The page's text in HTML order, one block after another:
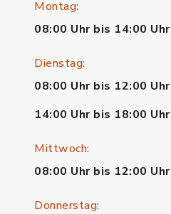
Montag:
08:00 Uhr bis 14:00 Uhr
Dienstag:
08:00 Uhr bis 12:00 Uhr
14:00 Uhr bis 18:00 Uhr
Mittwoch:
08:00 Uhr bis 12:00 Uhr
Donnerstag: